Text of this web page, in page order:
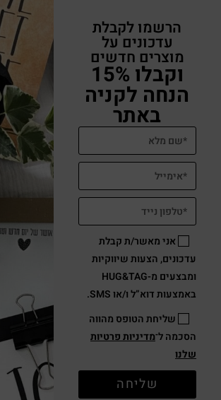
הרשמו לקבלת
עדכונים על
מוצרים חדשים
וקבלו 15%
הנחה לקניה
באתר
אני מאשר/ת קבלת
עדכונים, הצעות שיווקיות
ומבצעים מ-HUG&TAG
באמצעות דוא”ל ו/או SMS.
שליחת הטופס מהווה
הסכמה ל־מדיניות פרטיות
שלנו
שליחה